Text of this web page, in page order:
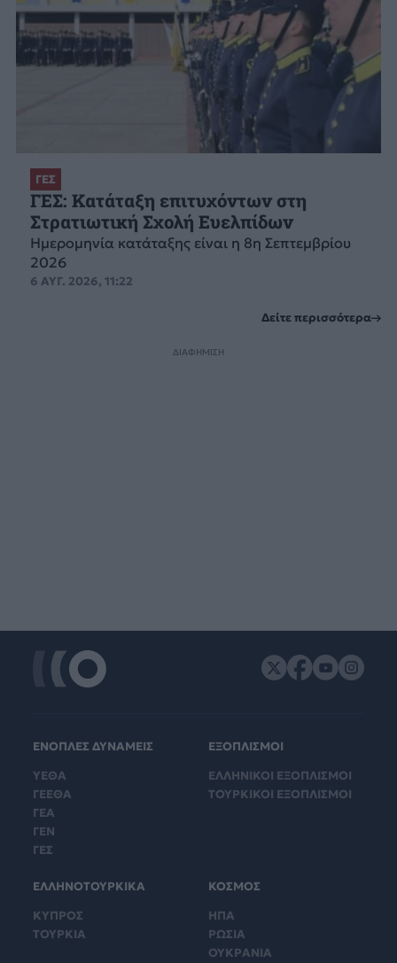
ΓΕΣ
ΓΕΣ: Κατάταξη επιτυχόντων στη
Στρατιωτική Σχολή Ευελπίδων
Ημερομηνία κατάταξης είναι η 8η Σεπτεμβρίου
2026
6 ΑΥΓ. 2026, 11:22
Δείτε περισσότερα
ΔΙΑΦΗΜΙΣΗ
ΕΝΟΠΛΕΣ ΔΥΝΑΜΕΙΣ
ΥΕΘΑ
ΓΕΕΘΑ
ΓΕΑ
ΓΕΝ
ΓΕΣ
ΕΞΟΠΛΙΣΜΟΙ
ΕΛΛΗΝΙΚΟΙ ΕΞΟΠΛΙΣΜΟΙ
ΤΟΥΡΚΙΚΟΙ ΕΞΟΠΛΙΣΜΟΙ
ΕΛΛΗΝΟΤΟΥΡΚΙΚΑ
ΚΥΠΡΟΣ
ΤΟΥΡΚΙΑ
ΚΟΣΜΟΣ
ΗΠΑ
ΡΩΣΙΑ
ΟΥΚΡΑΝΙΑ